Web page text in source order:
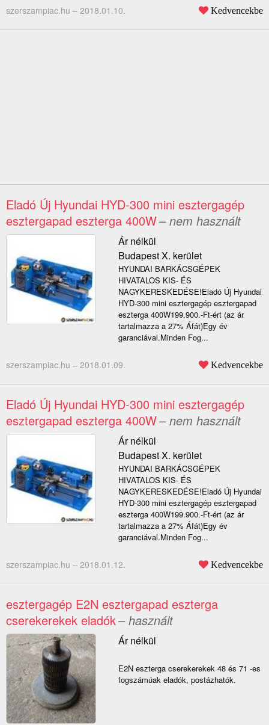
szerszampiac.hu – 2018.01.10. Kedvencekbe
Eladó Új Hyundai HYD-300 mini esztergagép
esztergapad eszterga 400W– nem használt
Ár nélkül
Budapest X. kerület
HYUNDAI BARKÁCSGÉPEK
HIVATALOS KIS- ÉS
NAGYKERESKEDÉSE!Eladó Új Hyundai
HYD-300 mini esztergagép esztergapad
eszterga 400W199.900.-Ft-ért (az ár
tartalmazza a 27% Áfát)Egy év
garanciával.Minden Fog...
szerszampiac.hu – 2018.01.09. Kedvencekbe
Eladó Új Hyundai HYD-300 mini esztergagép
esztergapad eszterga 400W– nem használt
Ár nélkül
Budapest X. kerület
HYUNDAI BARKÁCSGÉPEK
HIVATALOS KIS- ÉS
NAGYKERESKEDÉSE!Eladó Új Hyundai
HYD-300 mini esztergagép esztergapad
eszterga 400W199.900.-Ft-ért (az ár
tartalmazza a 27% Áfát)Egy év
garanciával.Minden Fog...
szerszampiac.hu – 2018.01.12. Kedvencekbe
esztergagép E2N esztergapad eszterga
cserekerekek eladók– használt
Ár nélkül
E2N eszterga cserekerekek 48 és 71 -es
fogszámúak eladók, postázhatók.